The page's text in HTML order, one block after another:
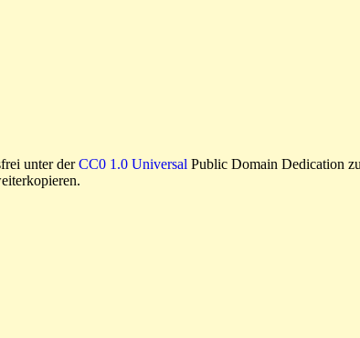
unter derCC0 1.0 Universal Public Domain Dedication